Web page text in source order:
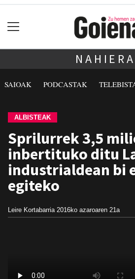
SAIOAK PODCASTAK
ALBISTEAK
Sprilurrek 3,5
inbertituko ditu
industrialdean bi
egiteko
Leire Kortabarria 2016ko azaroaren 21a